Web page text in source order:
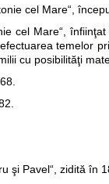
cel Mare“,
cel Mare“,
temelor
cu posibilităţi
şi Pavel“, zidită în